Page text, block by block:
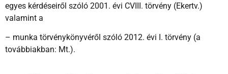
egyes kérdéseiről szóló 2001. évi CVIII. törvény (Ekertv.)
valamint a
– munka törvénykönyvéről szóló 2012. évi I. törvény (a
továbbiakban: Mt.).